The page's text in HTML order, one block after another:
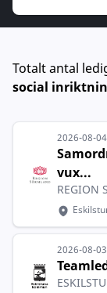
Totalt antal
social
2026-08-04
vux...
REGION
2026-08-03